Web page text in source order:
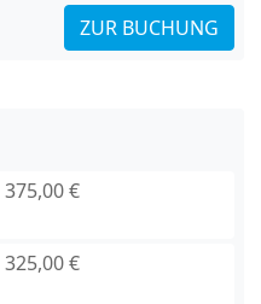
ZUR BUCHUNG
375,00 €
325,00 €